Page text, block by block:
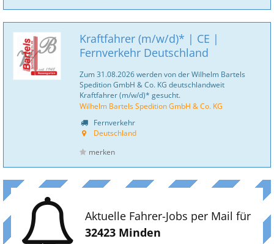
Kraftfahrer (m/w/d)* | CE |
Fernverkehr Deutschland
Zum 31.08.2026 werden von der Wilhelm Bartels
Spedition GmbH & Co. KG deutschlandweit
Kraftfahrer (m/w/d)* gesucht.
Wilhelm Bartels Spedition GmbH & Co. KG
Fernverkehr
Deutschland
merken
Aktuelle Fahrer-Jobs per Mail für
32423 Minden